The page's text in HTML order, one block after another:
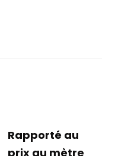
Rapporté au
prix au mètre